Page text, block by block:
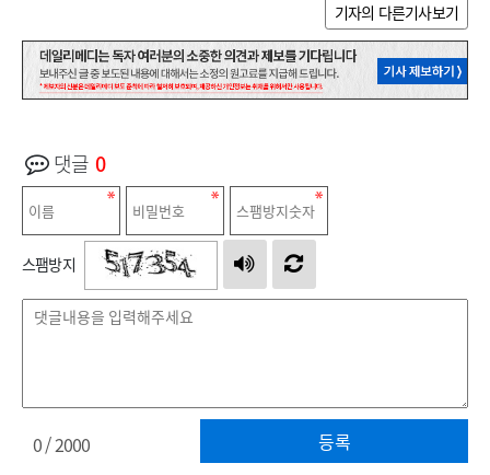
기자의 다른기사보기
댓글 0
스팸방지
등록
0/ 2000